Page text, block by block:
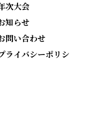
次大会
知らせ
問い合わせ
ライバシーポリシ